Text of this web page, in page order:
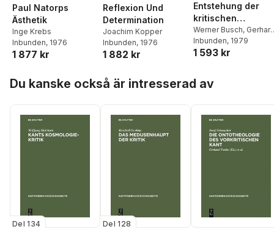
Paul Natorps
Ästhetik
Inge Krebs
Inbunden, 1976
1 877 kr
Reflexion Und
Determination
Joachim Kopper
Inbunden, 1976
1 882 kr
Entstehung der
kritischen
Rechtsphilosophie
Kants
Werner Busch,
Funke,Joachim
Inbunden, 1979
1 593 kr
Du kanske också är intresserad av
Del 134 Del 128